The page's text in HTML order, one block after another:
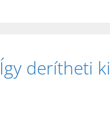
derítheti ki